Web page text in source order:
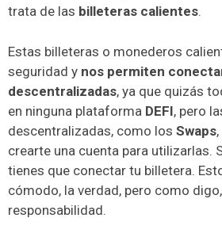
trata de las billeteras calientes.
Estas billeteras o monederos
seguridad y nos permiten
descentralizadas, ya que quizás
en ninguna plataforma DEFI, pero
descentralizadas, como los Swaps
crearte una cuenta para utilizarlas.
tienes que conectar tu billetera.
cómodo, la verdad, pero como
responsabilidad.